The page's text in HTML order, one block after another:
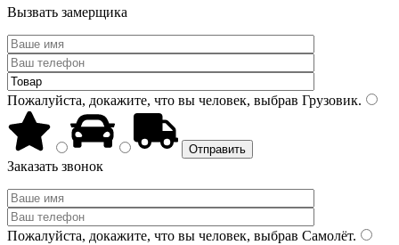
Вызвать замерщика
Пожалуйста, докажите, что вы человек, выбрав Грузовик.
Заказать звонок
Пожалуйста, докажите, что вы человек, выбрав Самолёт.